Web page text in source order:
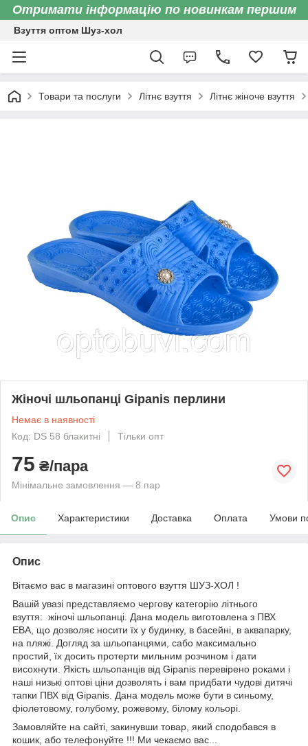
Отримати інформацію по новинкам першим
Взуття оптом Шуз-хол
Товари та послуги Літнє взуття Літнє жіноче взуття
Жіночі шльопанці Gipanis перлини
Немає в наявності
Код: DS 58 блакитні
Тільки опт
75 ₴/пара
Мінімальне замовлення — 8 пар
Опис Характеристики Доставка Оплата Умови
Опис
Вітаємо вас в магазині оптового взуття ШУЗ-ХОЛ !
Вашій увазі представляємо чергову категорію літнього
взуття: жіночі шльопанці. Дана модель виготовлена ​​з ПВХ
ЕВА, що дозволяє носити їх у будинку, в басейні, в аквапарку,
на пляжі. Догляд за шльопанцями, сабо максимально
простий, їх досить протерти мильним розчином і дати
висохнути. Якість шльопанців від Gipanis перевірено роками і
наші низькі оптові ціни дозволять і вам придбати чудові дитячі
тапки ПВХ від Gipanis. Дана модель може бути в синьому,
фіолетовому, голубому, рожевому, білому кольорі.
Замовляйте на сайті, закинувши товар, який сподобався в
кошик, або телефонуйте !!! Ми чекаємо вас...